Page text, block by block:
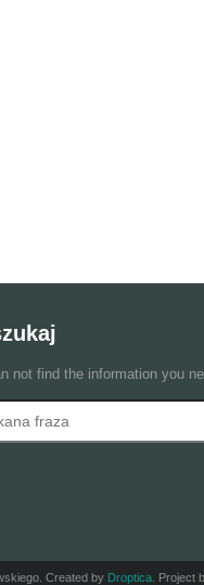
not find the information you
wyszukiwania
Created by Droptica . Project